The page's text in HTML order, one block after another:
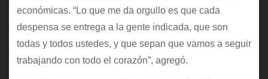
económicas. “Lo que me da orgullo es que cada
despensa se entrega a la gente indicada, que son
todas y todos ustedes, y que sepan que vamos a seguir
trabajando con todo el corazón”, agregó.